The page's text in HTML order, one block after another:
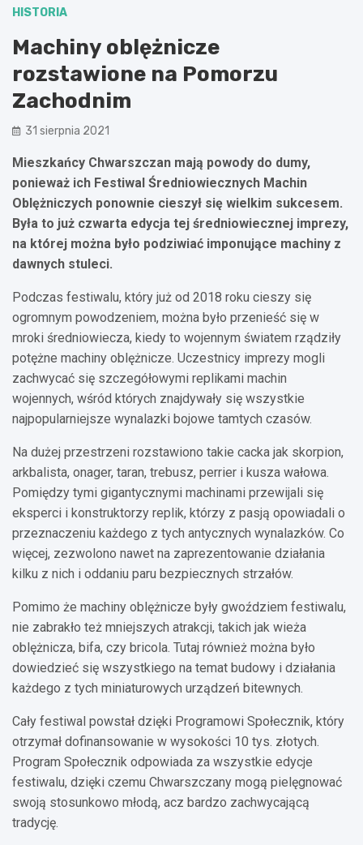
HISTORIA
Machiny oblężnicze
rozstawione na Pomorzu
Zachodnim
31 sierpnia 2021
Mieszkańcy Chwarszczan mają powody do dumy,
ponieważ ich Festiwal Średniowiecznych Machin
Oblężniczych ponownie cieszył się wielkim sukcesem.
Była to już czwarta edycja tej średniowiecznej imprezy,
na której można było podziwiać imponujące machiny z
dawnych stuleci.
Podczas festiwalu, który już od 2018 roku cieszy się
ogromnym powodzeniem, można było przenieść się w
mroki średniowiecza, kiedy to wojennym światem rządziły
potężne machiny oblężnicze. Uczestnicy imprezy mogli
zachwycać się szczegółowymi replikami machin
wojennych, wśród których znajdywały się wszystkie
najpopularniejsze wynalazki bojowe tamtych czasów.
Na dużej przestrzeni rozstawiono takie cacka jak skorpion,
arkbalista, onager, taran, trebusz, perrier i kusza wałowa.
Pomiędzy tymi gigantycznymi machinami przewijali się
eksperci i konstruktorzy replik, którzy z pasją opowiadali o
przeznaczeniu każdego z tych antycznych wynalazków. Co
więcej, zezwolono nawet na zaprezentowanie działania
kilku z nich i oddaniu paru bezpiecznych strzałów.
Pomimo że machiny oblężnicze były gwoździem festiwalu,
nie zabrakło też mniejszych atrakcji, takich jak wieża
oblężnicza, bifa, czy bricola. Tutaj również można było
dowiedzieć się wszystkiego na temat budowy i działania
każdego z tych miniaturowych urządzeń bitewnych.
Cały festiwal powstał dzięki Programowi Społecznik, który
otrzymał dofinansowanie w wysokości 10 tys. złotych.
Program Społecznik odpowiada za wszystkie edycje
festiwalu, dzięki czemu Chwarszczany mogą pielęgnować
swoją stosunkowo młodą, acz bardzo zachwycającą
tradycję.